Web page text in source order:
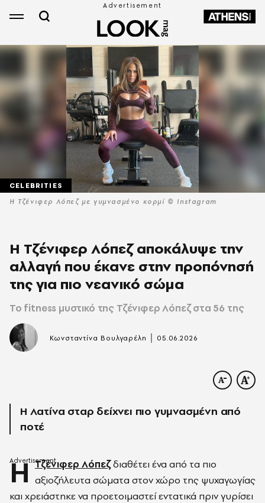
Η Τζένιφερ Λόπεζ με γυμνασμένο κορμί © Instagram
CELEBRITIES
H Τζένιφερ Λόπεζ αποκάλυψε την
αλλαγή που έκανε στην προπόνησή
της για πιο νεανικό σώμα
Το fitness μυστικό της Τζένιφερ Λόπεζ στα 56 της
Κωνσταντίνα Βουλγαρέλη 05.06.2026
Η Λατίνα σταρ δείχνει πιο γυμνασμένη από
ποτέ
Η Τζένιφερ Λόπεζδιαθέτει ένα από τα πιο
αξιοζήλευτα σώματα στον χώρο της ψυχαγωγίας
και χρειάστηκε να προετοιμαστεί εντατικά πριν γυρίσει